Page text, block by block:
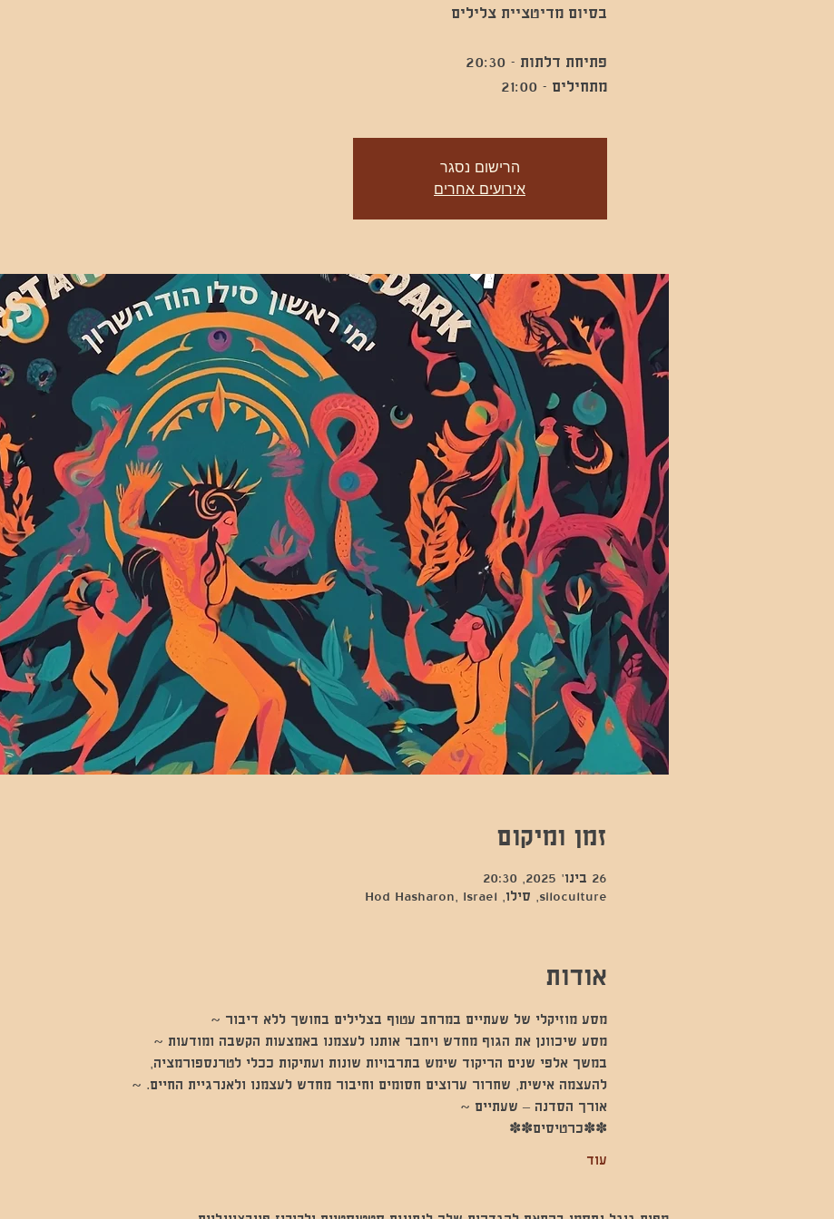
מתחילים - 21:00
הרישום נסגר
אירועים אחרים
זמן ומיקום
26 בינו׳ 2025, 20:30
siloculture, סילו, Hod Hasharon, Israel
אודות
מסע מוזיקלי של שעתיים במרחב עטוף בצלילים בחושך ללא דיבור ~
מסע שיכוונן את הגוף מחדש ויחבר אותנו לעצמנו באמצעות הקשבה ומודעות ~
במשך אלפי שנים הריקוד שימש בתרבויות שונות ועתיקות ככלי לטרנספורמציה,
להעצמה אישית, שחרור ערוצים חסומים וחיבור מחדש לעצמנו ולאנרגיית החיים. ~
אורך הסדנה – שעתיים ~
✽✽כרטיסים✽✽
עוד